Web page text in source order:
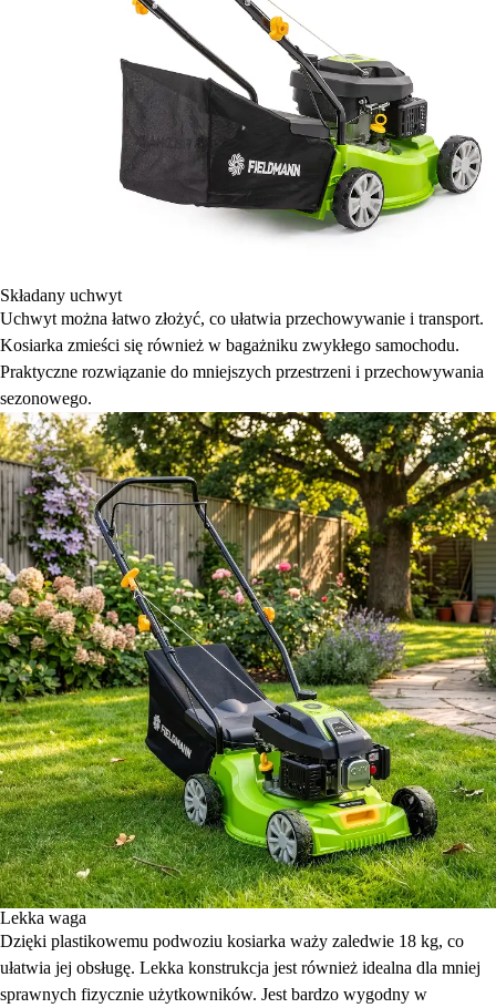
Składany uchwyt
Uchwyt można łatwo złożyć, co ułatwia przechowywanie i transport.
Kosiarka zmieści się również w bagażniku zwykłego samochodu.
Praktyczne rozwiązanie do mniejszych przestrzeni i przechowywania
sezonowego.
Lekka waga
Dzięki plastikowemu podwoziu kosiarka waży zaledwie 18 kg, co
ułatwia jej obsługę. Lekka konstrukcja jest również idealna dla mniej
sprawnych fizycznie użytkowników. Jest bardzo wygodny w